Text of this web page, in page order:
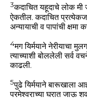
3कदाचित यहूदाचे लोक
ऐकतील. कदाचित
अन्यायाची व पापांची क्षमा
4मग यिर्मयाने नेरीयाचा
त्याच्याशी बोललेली सर्व
काढली.
5पुढे यिर्मयाने बारूखाला
परमेश्वराच्या घरात जाऊ